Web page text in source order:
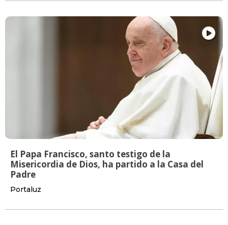
El Papa Francisco, santo testigo de la
Misericordia de Dios, ha partido a la Casa del
Padre
Portaluz